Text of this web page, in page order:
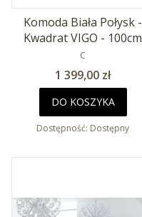
Komoda Biała Połysk -
Kwadrat VIGO - 100cm
PRODUCENT
C
Cena
1 399,00 zł
DO KOSZYKA
Dostępność: Dostępny